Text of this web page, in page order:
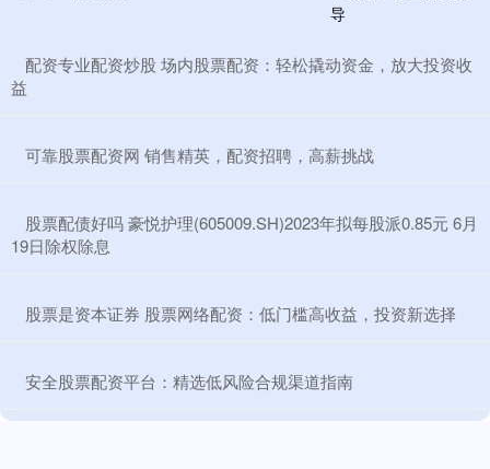
​配资专业配资炒股 场内股票配资：轻松撬动资金，放大投资收
益
​可靠股票配资网 销售精英，配资招聘，高薪挑战
​股票配债好吗 豪悦护理(605009.SH)2023年拟每股派0.85元 6月
19日除权除息
​股票是资本证券 股票网络配资：低门槛高收益，投资新选择
​安全股票配资平台：精选低风险合规渠道指南